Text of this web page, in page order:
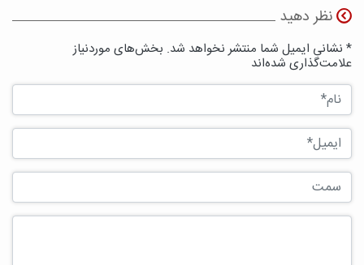
نظر دهید
* نشانی ایمیل شما منتشر نخواهد شد. بخش‌های موردنیاز
علامت‌گذاری شده‌اند